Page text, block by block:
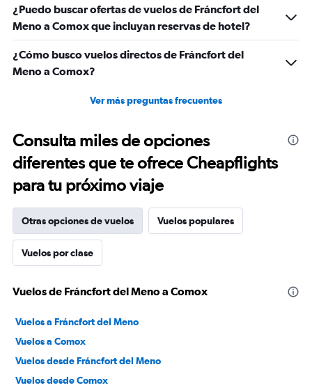
¿Puedo buscar ofertas de vuelos de Fráncfort del
Meno a Comox que incluyan reservas de hotel?
¿Cómo busco vuelos directos de Fráncfort del
Meno a Comox?
Ver más preguntas frecuentes
Consulta miles de opciones
diferentes que te ofrece Cheapflights
para tu próximo viaje
Otras opciones de vuelos Vuelos populares
Vuelos por clase
Vuelos de Fráncfort del Meno a Comox
Vuelos a Fráncfort del Meno
Vuelos a Comox
Vuelos desde Fráncfort del Meno
Vuelos desde Comox